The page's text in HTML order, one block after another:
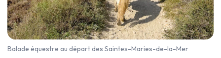
Balade équestre au départ des Saintes-Maries-de-la-Mer